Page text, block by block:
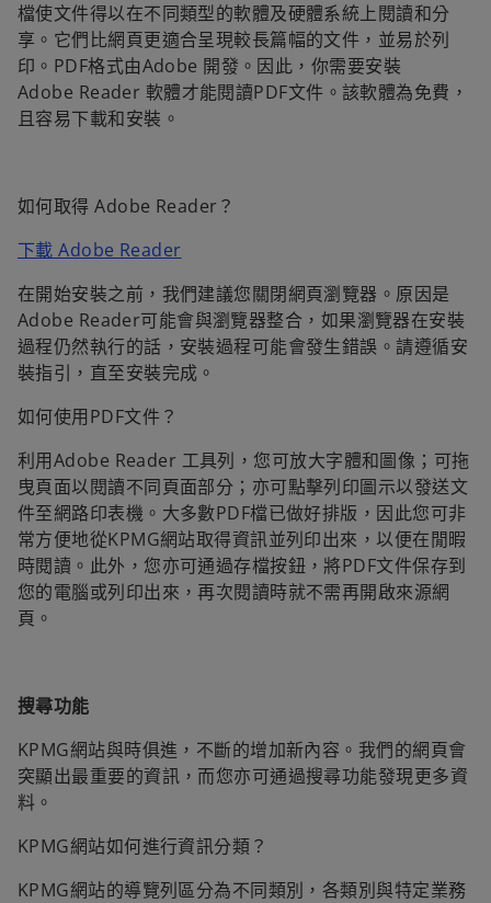
檔使文件得以在不同類型的軟體及硬體系統上閱讀和分
享。它們比網頁更適合呈現較長篇幅的文件，並易於列
印。PDF格式由Adobe 開發。因此，你需要安裝
Adobe Reader 軟體才能閱讀PDF文件。該軟體為免費，
且容易下載和安裝。
如何取得 Adobe Reader？
下載 Adobe Reader
在開始安裝之前，我們建議您關閉網頁瀏覽器。原因是
Adobe Reader可能會與瀏覽器整合，如果瀏覽器在安裝
過程仍然執行的話，安裝過程可能會發生錯誤。請遵循安
裝指引，直至安裝完成。
如何使用PDF文件？
利用Adobe Reader 工具列，您可放大字體和圖像；可拖
曳頁面以閱讀不同頁面部分；亦可點擊列印圖示以發送文
件至網路印表機。大多數PDF檔已做好排版，因此您可非
常方便地從KPMG網站取得資訊並列印出來，以便在閒暇
時閱讀。此外，您亦可通過存檔按鈕，將PDF文件保存到
您的電腦或列印出來，再次閱讀時就不需再開啟來源網
頁。
搜尋功能
KPMG網站與時俱進，不斷的增加新內容。我們的網頁會
突顯出最重要的資訊，而您亦可通過搜尋功能發現更多資
料。
KPMG網站如何進行資訊分類？
KPMG網站的導覽列區分為不同類別，各類別與特定業務